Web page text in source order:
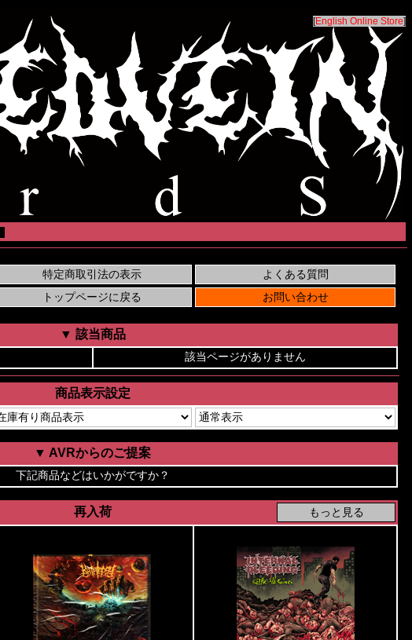
[English Online Store]
▼ 該当商品
該当ページがありません
商品表示設定
▼ AVRからのご提案
下記商品などはいかがですか？
再入荷